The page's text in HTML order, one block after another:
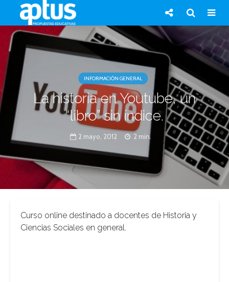
INFORMACIÓN GENERAL
La historia en Youtube, un
“libro” sin índice.
2 mayo, 2012 2 min.
Curso online destinado a docentes de Historia y
Ciencias Sociales en general.